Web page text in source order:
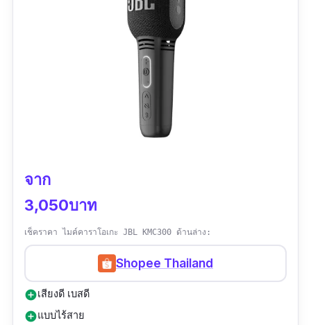
จาก
3,050บาท
เช็คราคา ไมค์คาราโอเกะ​ JBL KMC300 ด้านล่าง:
Shopee Thailand
add_circleเสียงดี เบสดี
add_circleแบบไร้สาย